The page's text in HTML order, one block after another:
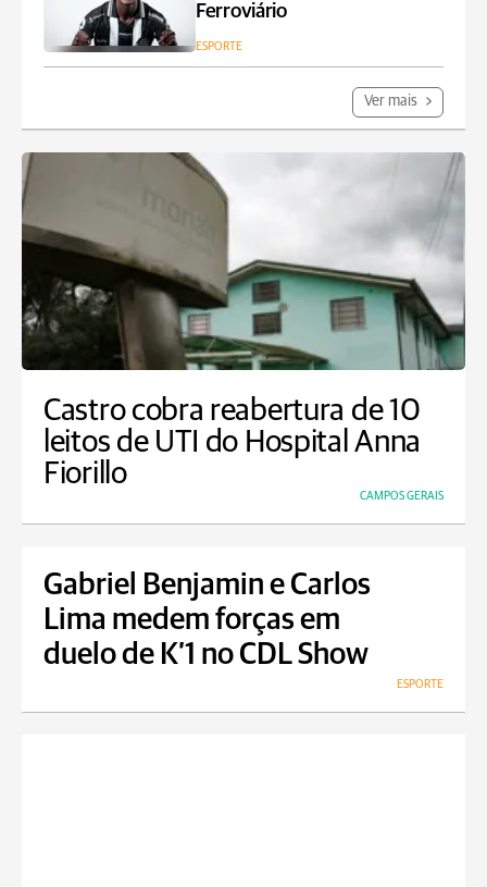
Ferroviário
ESPORTE
Ver mais
Castro cobra reabertura de 10
leitos de UTI do Hospital Anna
Fiorillo
CAMPOS GERAIS
Gabriel Benjamin e Carlos
Lima medem forças em
duelo de K’1 no CDL Show
ESPORTE